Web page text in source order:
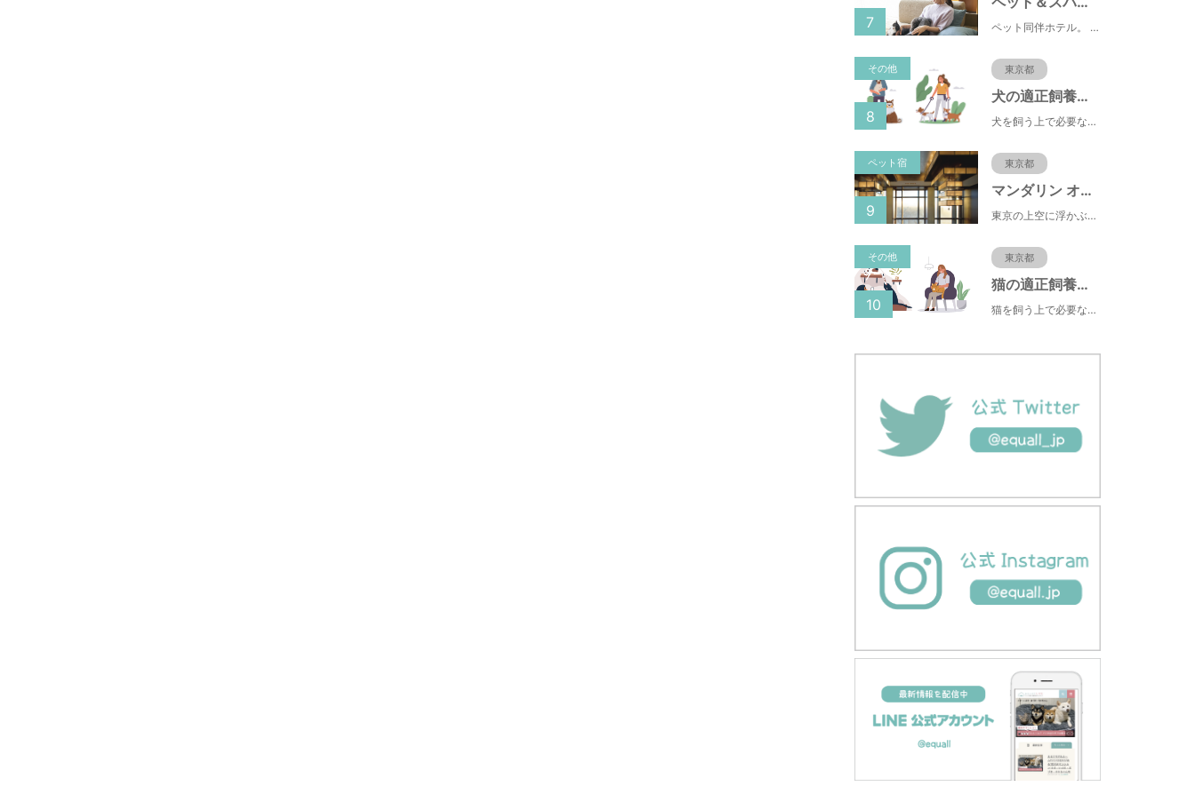
ペット同伴ホテル。 快適な施設と癒しの温泉、京風懐石をご堪能ください。
7
その他 東京都
犬の適正飼養クイズ
犬を飼う上で必要な責任やマナー、健康管理について学ぶことができます。
8
ペット宿 東京都
マンダリン オリエンタル 東京
東京の上空に浮かぶマンダリン オリエンタル 東京は、眼下にすばらしい風景が広がるラグジュアリーな5つ星ホテルです。凜とした風格ある佇まいと和モダンのスタイルに、最新鋭のテクノロジー、定評あるスパ、驚きと感動に満ちた食体験、卓越したサービスを融合させ、真心を込めてお客さまをおもてなしいたします。
9
その他 東京都
猫の適正飼養クイズ
猫を飼う上で必要な責任やマナー、健康管理について学ぶことができます。
10